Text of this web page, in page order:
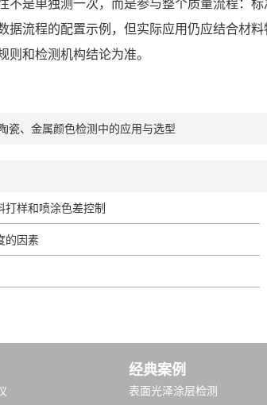
据流程的配置示例，但实际应用仍应结合
和检测机构结论为准。
瓷、金属颜色检测中的应用与选型
打样和喷涂色差控制
的因素
经典案例
表面光泽涂层检测